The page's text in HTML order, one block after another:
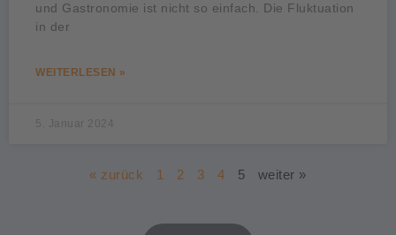
und Gastronomie ist nicht so einfach. Die Fluktuation
in der
WEITERLESEN »
5. Januar 2024
« zurück 1 2 3 4 5 weiter »